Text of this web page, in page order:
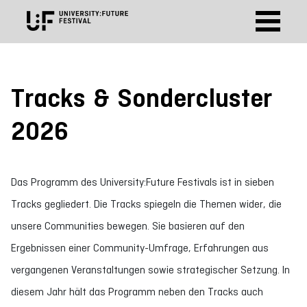
Tracks & Sondercluster
2026
Das Programm des University:Future Festivals ist in sieben
Tracks gegliedert. Die Tracks spiegeln die Themen wider, die
unsere Communities bewegen. Sie basieren auf den
Ergebnissen einer Community-Umfrage, Erfahrungen aus
vergangenen Veranstaltungen sowie strategischer Setzung. In
diesem Jahr hält das Programm neben den Tracks auch